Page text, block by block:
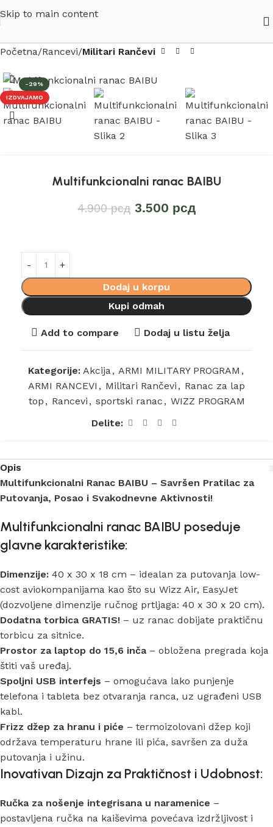
Skip to main content
Početna Rancevi Militari Rančevi
-29%
IZDVAJAMO
Multifunkcionalni ranac BAIBU
4.900рсд 3.500 рсд
Dodaj u korpu
Kupi odmah
Add to compare Dodaj u listu želja
Kategorije: Akcija, ARMI MILITARY PROGRAM ,
ARMI RANCEVI , Militari Rančevi , Ranac za lap
top , Rancevi , sportski ranac , WIZZ PROGRAM
Delite:
Opis
Multifunkcionalni Ranac BAIBU – Savršen Pratilac za
Putovanja, Posao i Svakodnevne Aktivnosti!
Multifunkcionalni ranac BAIBU poseduje
glavne karakteristike:
Dimenzije: 40 x 30 x 18 cm – idealan za putovanja low-
cost aviokompanijama kao što su Wizz Air, EasyJet
(dozvoljene dimenzije ručnog prtljaga: 40 x 30 x 20 cm).
Dodatna torbica GRATIS! – uz ranac dobijate praktičnu
torbicu za sitnice.
Prostor za laptop do 15,6 inča– obložena pregrada koja
štiti vaš uređaj.
Spoljni USB interfejs – omogućava lako punjenje
telefona i tableta bez otvaranja ranca, uz ugrađeni USB
kabl.
Frizz džep za hranu i piće – termoizolovani džep koji
održava temperaturu hrane ili pića, savršen za duža
putovanja i užinu.
Inovativan Dizajn za Praktičnost i Udobnost:
Ručka za nošenje integrisana u naramenice –
postavljena ručka na kaiševima povećava izdržljivost i